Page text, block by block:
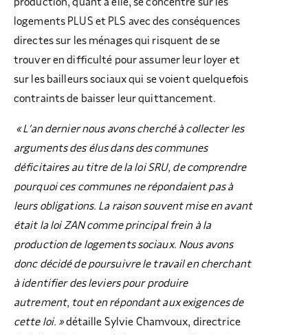
logements PLUS et PLS avec des conséquences
directes sur les ménages qui risquent de se
trouver en difficulté pour assumer leur loyer et
sur les bailleurs sociaux qui se voient quelquefois
contraints de baisser leur quittancement.
« L’an dernier nous avons cherché à collecter les
arguments des élus dans des communes
déficitaires au titre de la loi SRU, de comprendre
pourquoi ces communes ne répondaient pas à
leurs obligations. La raison souvent mise en avant
était la loi ZAN comme principal frein à la
production de logements sociaux. Nous avons
donc décidé de poursuivre le travail en cherchant
à identifier des leviers pour produire
autrement, tout en répondant aux exigences de
cette loi. »détaille Sylvie Chamvoux, directrice